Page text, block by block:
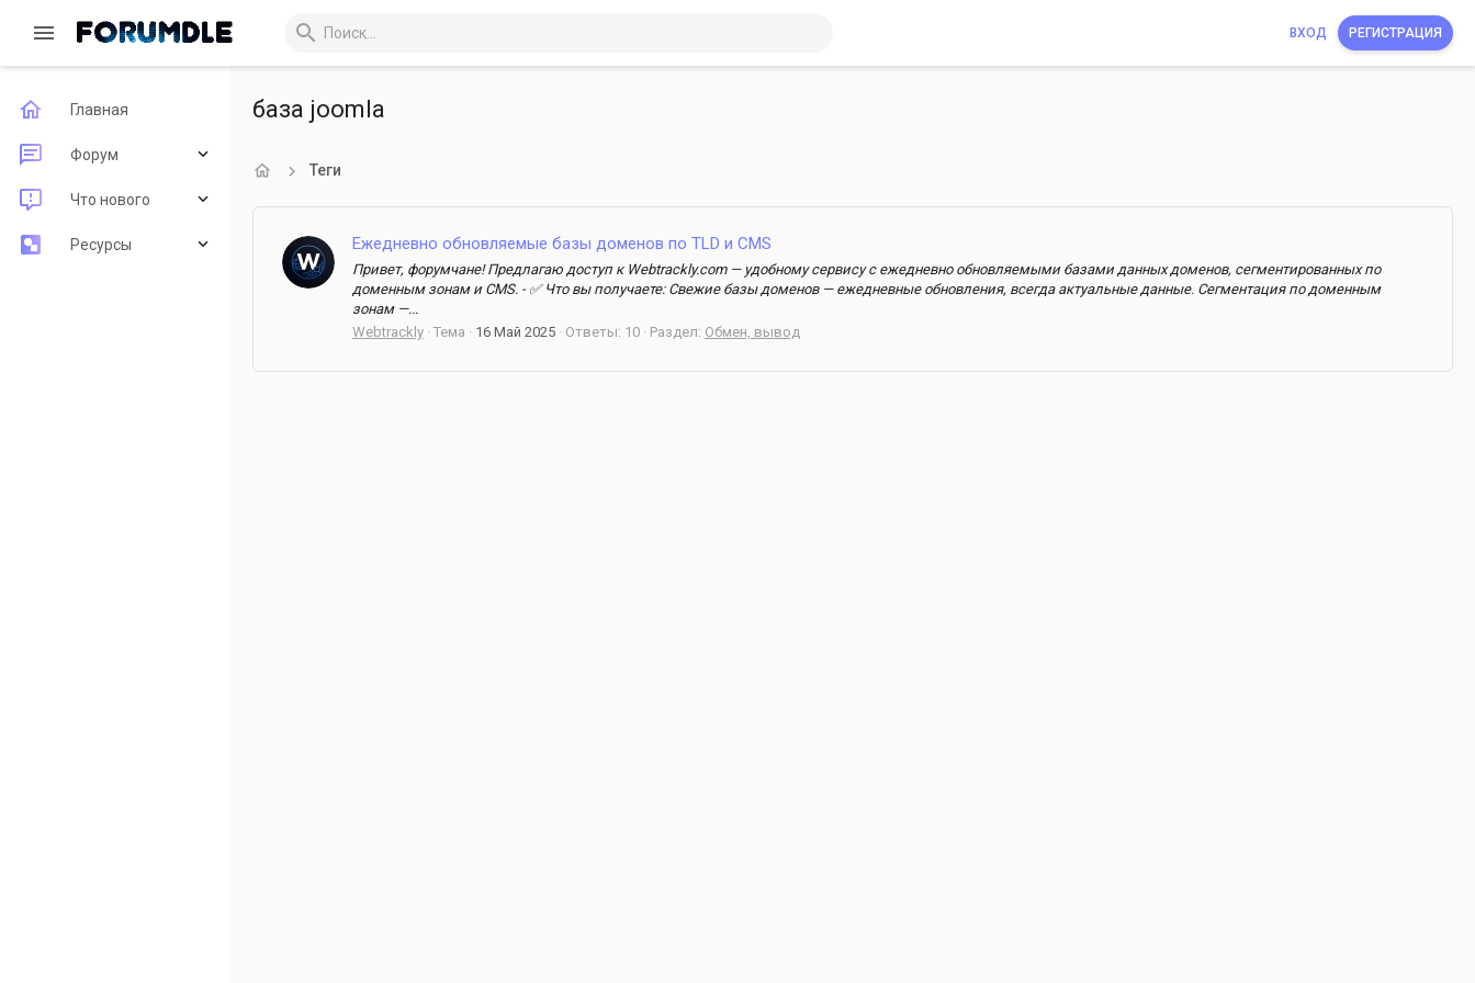
ВХОД РЕГИСТРАЦИЯ
Главная
Форум
Новые сообщения
Поиск по форуму
Что нового
Новые сообщения
Ресурсы
база joomla
Теги
Ежедневно обновляемые базы доменов по TLD и CMS
Привет, форумчане! Предлагаю доступ к Webtrackly.com — удобному сервису с ежедневно обновляемыми базами данных доменов, сегментированных по
доменным зонам и CMS. - ✅ Что вы получаете: Свежие базы доменов — ежедневные обновления, всегда актуальные данные. Сегментация по доменным
зонам —...
Webtrackly Тема 16 Май 2025 Ответы: 10 Раздел: Обмен, вывод